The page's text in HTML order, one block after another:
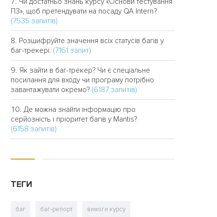
ПЗ», щоб претендувати на посаду QA Intern?
(7535 запитів)
Розшифруйте значення всіх статусів багів у
баг-трекері. (7161 запит)
Як зайти в баг-трекер? Чи є спеціальне
посилання для входу чи програму потрібно
завантажувати окремо? (6187 запитів)
Де можна знайти інформацію про
серйозність і пріоритет багів у Mantis?
(6158 запитів)
ТЕГИ
баг баг-репорт вимоги курсу